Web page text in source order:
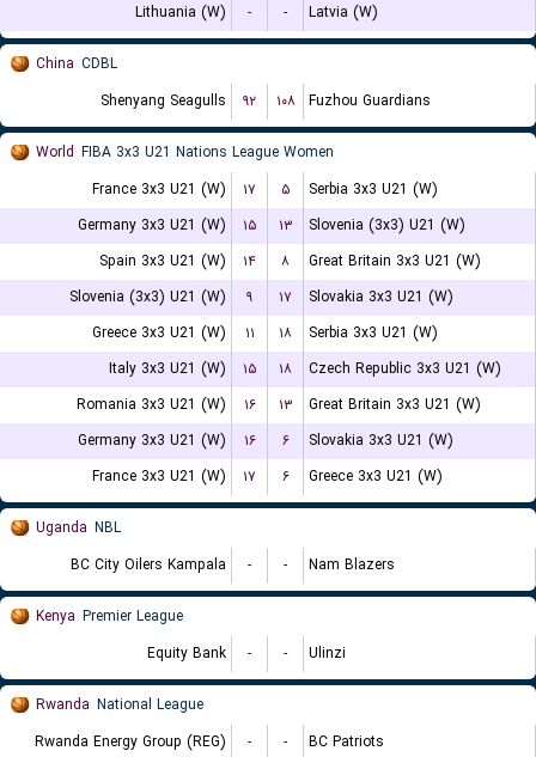
Lithuania (W)
- - Latvia (W)
China CDBL
Shenyang Seagulls
۹۲ ۱۰۸ Fuzhou Guardians
World FIBA 3x3 U21 Nations League Women
France 3x3 U21 (W)
۱۷ ۵
Serbia 3x3 U21 (W)
Germany 3x3 U21 (W)
۱۵ ۱۳
Slovenia (3x3) U21 (W)
Spain 3x3 U21 (W)
۱۴ ۸
Great Britain 3x3 U21 (W)
Slovenia (3x3) U21 (W)
۹ ۱۷
Slovakia 3x3 U21 (W)
Greece 3x3 U21 (W)
۱۱ ۱۸
Serbia 3x3 U21 (W)
Italy 3x3 U21 (W)
۱۵ ۱۸
Czech Republic 3x3 U21 (W)
Romania 3x3 U21 (W)
۱۶ ۱۳
Great Britain 3x3 U21 (W)
Germany 3x3 U21 (W)
۱۶ ۶
Slovakia 3x3 U21 (W)
France 3x3 U21 (W)
۱۷ ۶ Greece 3x3 U21 (W)
Uganda NBL
BC City Oilers Kampala
- - Nam Blazers
Kenya Premier League
Equity Bank
- - Ulinzi
Rwanda National League
Rwanda Energy Group (REG)
- - BC Patriots